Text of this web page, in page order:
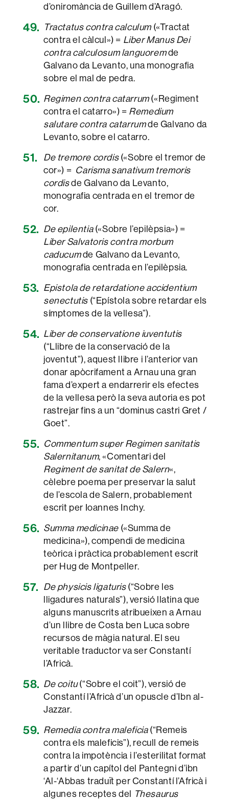
d’oniromància de Guillem d’Aragó.
Tractatus contra calculum («Tractat
contra el càlcul») = Liber Manus Dei
contra calculosum languoremde
Galvano da Levanto, una monografia
sobre el mal de pedra.
Regimen contra catarrum(«Regiment
contra el catarro») = Remedium
salutare contra catarrumde Galvano da
Levanto, sobre el catarro.
De tremore cordis(«Sobre el tremor de
cor») = Carisma sanativum tremoris
cordisde Galvano da Levanto,
monografia centrada en el tremor de
cor.
De epilentia(«Sobre l’epilèpsia») =
Liber Salvatoris contra morbum
caducumde Galvano da Levanto,
monografia centrada en l’epilèpsia.
Epistola de retardatione accidentium
senectutis (“Epístola sobre retardar els
símptomes de la vellesa”).
Liber de conservatione iuventutis
(“Llibre de la conservació de la
joventut”), aquest llibre i l’anterior van
donar apòcrifament a Arnau una gran
fama d’expert a endarrerir els efectes
de la vellesa però la seva autoria es pot
rastrejar fins a un “dominus castri Gret /
Goet”.
Commentum super Regimen sanitatis
Salernitanum, «Comentari del
Regiment de sanitat de Salern«,
cèlebre poema per preservar la salut
de l’escola de Salern, probablement
escrit per Ioannes Inchy.
Summa medicinae («Summa de
medicina»), compendi de medicina
teòrica i pràctica probablement escrit
per Hug de Montpeller.
De physicis ligaturis(“Sobre les
lligadures naturals”), versió llatina que
alguns manuscrits atribueixen a Arnau
d’un llibre de Costa ben Luca sobre
recursos de màgia natural. El seu
veritable traductor va ser Constantí
l’Africà.
De coitu(“Sobre el coit”), versió de
Constantí l’Africà d’un opuscle d’Ibn al-
Jazzar.
Remedia contra maleficia(“Remeis
contra els maleficis”), recull de remeis
contra la impotència i l’esterilitat format
a partir d’un capítol del Pantegni d’ibn
‘Al-‘Abbas traduït per Constantí l’Africà i
algunes receptes del Thesaurus